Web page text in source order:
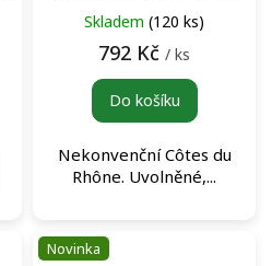
Skladem (120 ks)
792 Kč / ks
Do košíku
Nekonvenční Côtes du
Rhône. Uvolněné,...
Novinka